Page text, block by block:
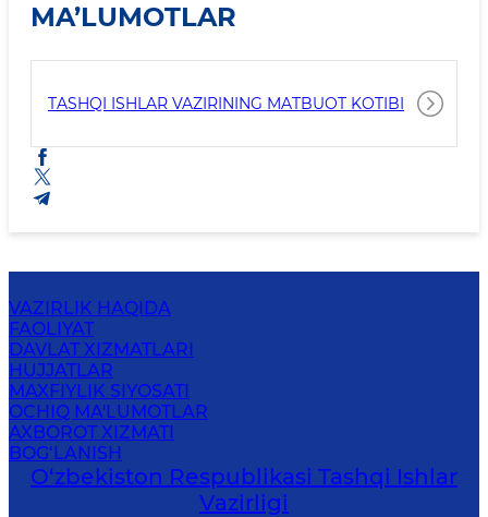
MA’LUMOTLAR
TASHQI ISHLAR VAZIRINING MATBUOT KOTIBI
VAZIRLIK HAQIDA
FAOLIYAT
DAVLAT XIZMATLARI
HUJJATLAR
MAXFIYLIK SIYOSATI
OCHIQ MA'LUMOTLAR
AXBOROT XIZMATI
BOG‘LANISH
O‘zbеkistоn Rеspublikаsi Tashqi Ishlаr
Vаzirligi